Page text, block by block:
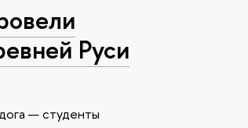
Руси
— студенты